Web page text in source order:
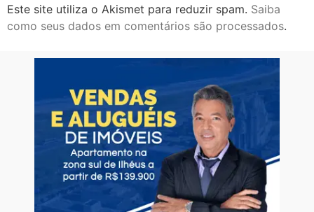
Este site utiliza o Akismet para reduzir spam. Saiba
como seus dados em comentários são processados.